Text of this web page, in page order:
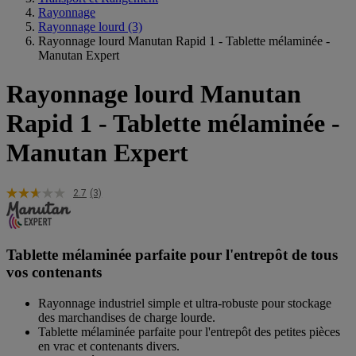
Rayonnage
Rayonnage lourd (3)
Rayonnage lourd Manutan Rapid 1 - Tablette mélaminée -
Manutan Expert
Rayonnage lourd Manutan
Rapid 1 - Tablette mélaminée -
Manutan Expert
2.7 (3)
Tablette mélaminée parfaite pour l'entrepôt de tous
vos contenants
Rayonnage industriel simple et ultra-robuste pour stockage
des marchandises de charge lourde.
Tablette mélaminée parfaite pour l'entrepôt des petites pièces
en vrac et contenants divers.